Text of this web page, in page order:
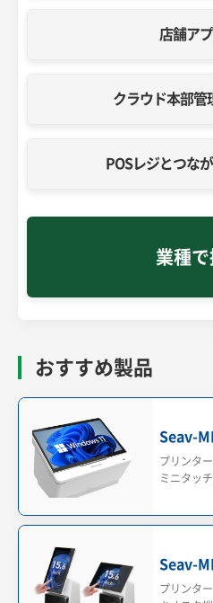
レジアプリ
あっと決済
金額入力と部門選択で簡単に販
免税電子化システム
パスポートデータ保存システム
ステム
店舗ア
無料でお店のページ作成やプッ
LINEミニアプリ
みせめぐMini
初期費用・月額料金なしで使え
プリ
クラウド本部管
リアルタイムに管理
POSレジとつな
外部システム・API連携
会計ソフトやECサイトなど外部
業種で
おすすめ製品
Seav-
プリンタ
ミニタッ
Seav-
プリンタ